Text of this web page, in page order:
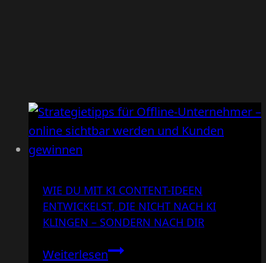
WIE DU MIT KI CONTENT-IDEEN
ENTWICKELST, DIE NICHT NACH KI
KLINGEN – SONDERN NACH DIR
WeiterlesenWie